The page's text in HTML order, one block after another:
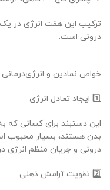
ترکیب این هفت انرژی در یک
درونی است.
خواص نمادین و
1️⃣ ایجاد تعادل انرژی
این دستبند برای کسانی که
بدن هستند، بسیار محبوب
درونی و جریان منظم انرژی
2️⃣ تقویت آرامش ذهنی